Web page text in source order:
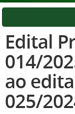
Edital
014/
ao
025/